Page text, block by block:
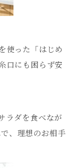
使った「はじめ
口にも困らず安
ラダを食べなが
、理想のお相手